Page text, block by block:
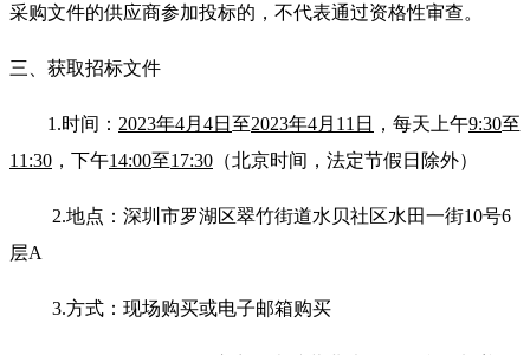
采购文件的供应商参加投标的，不代表通过资格性审查。
三、获取招标文件
1.时间： 2023年4月4日 至2023年4月11日 ，每天上午9:30至
11:30 ，下午14:00至17:30 （北京时间，法定节假日除外）
2.地点：深圳市罗湖区翠竹街道水贝社区水田一街10号6
层A
3.方式：现场购买或电子邮箱购买